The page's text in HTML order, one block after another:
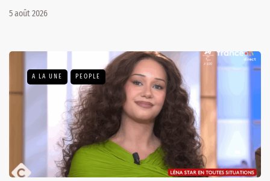
5 août 2026
A LA UNE PEOPLE